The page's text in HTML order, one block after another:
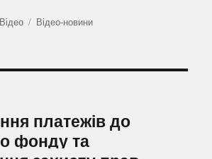
Формат
Відео Категорії
Відео-новини
платежів до
фонду та